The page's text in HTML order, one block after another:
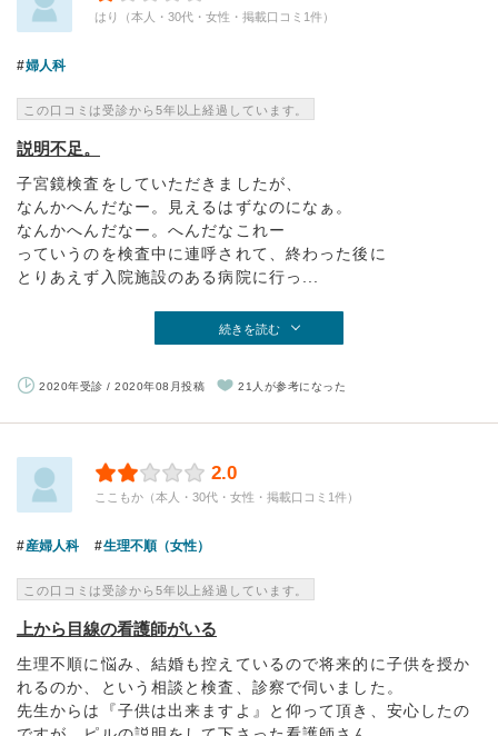
はり（本人・30代・女性・掲載口コミ1件）
婦人科
この口コミは受診から5年以上経過しています。
説明不足。
子宮鏡検査をしていただきましたが、
なんかへんだなー。見えるはずなのになぁ。
なんかへんだなー。へんだなこれー
っていうのを検査中に連呼されて、終わった後に
とりあえず入院施設のある病院に行っ...
続きを読む
2020年受診 / 2020年08月投稿 21人が参考になった
2.0
ここもか（本人・30代・女性・掲載口コミ1件）
産婦人科 生理不順（女性）
この口コミは受診から5年以上経過しています。
上から目線の看護師がいる
生理不順に悩み、結婚も控えているので将来的に子供を授か
れるのか、という相談と検査、診察で伺いました。
先生からは『子供は出来ますよ』と仰って頂き、安心したの